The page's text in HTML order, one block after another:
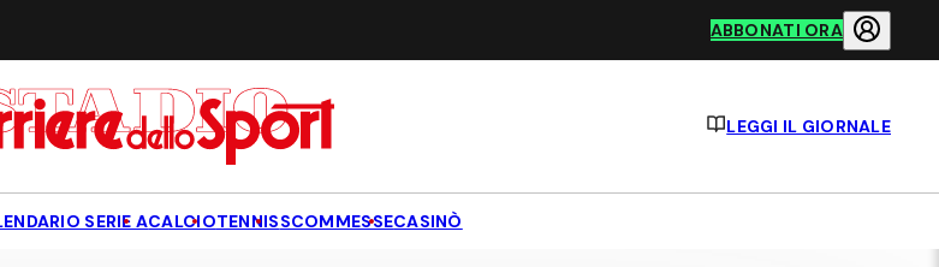
ABBONATI ORA
LEGGI IL GIORNALE
SERIE ACALCIOTENNISSCOMMESSECASINÒ